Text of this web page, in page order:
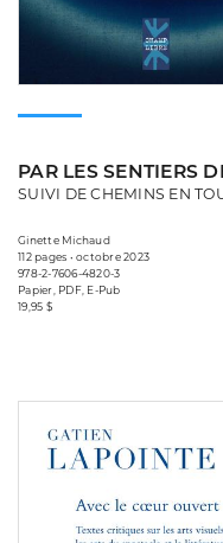
PAR LES SENTIERS
SUIVI DE CHEMINS EN
Ginette Michaud
112 pages • octobre 2023
978-2-7606-4820-3
Papier, PDF, E-Pub
19,95 $